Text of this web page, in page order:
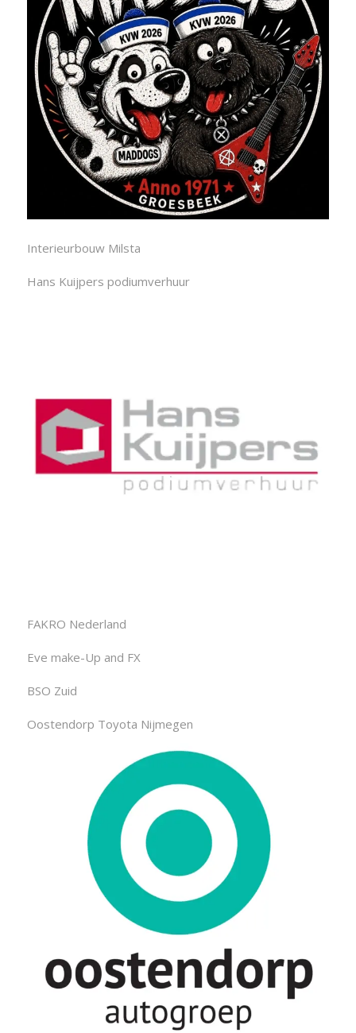
Interieurbouw Milsta
Hans Kuijpers podiumverhuur
FAKRO Nederland
Eve make-Up and FX
BSO Zuid
Oostendorp Toyota Nijmegen